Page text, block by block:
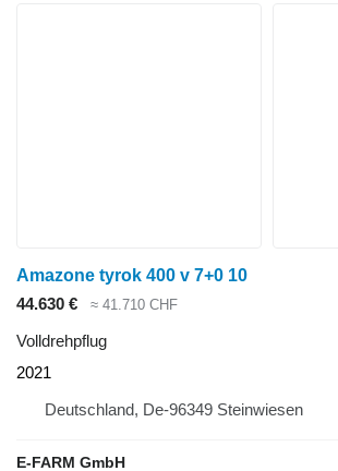
Amazone tyrok 400 v 7+0 10
44.630 €
≈ 41.710 CHF
Volldrehpflug
2021
Deutschland, De-96349 Steinwiesen
E-FARM GmbH